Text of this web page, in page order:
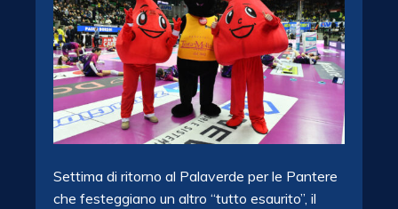
Settima di ritorno al Palaverde per le Pantere
che festeggiano un altro “tutto esaurito”, il